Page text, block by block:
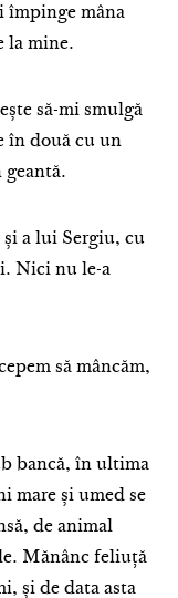
împinge mâna
la mine.
să-mi smulgă
în două cu un
și a lui Sergiu, cu
Nici nu le-a
să mâncăm,
bancă, în ultima
mare și umed se
de animal
Mănânc feliuță
și de data asta